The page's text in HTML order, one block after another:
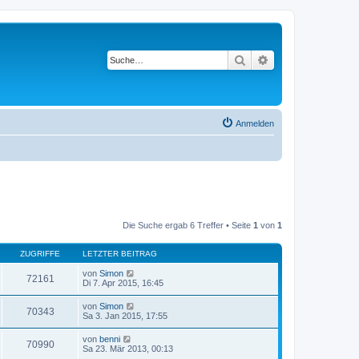
Suche
Anmelden
Die Suche ergab 6 Treffer • Seite 1 von 1
ZUGRIFFE LETZTER BEITRAG
72161 von Simon
Di 7. Apr 2015, 16:45
70343 von Simon
Sa 3. Jan 2015, 17:55
70990 von benni
Sa 23. Mär 2013, 00:13